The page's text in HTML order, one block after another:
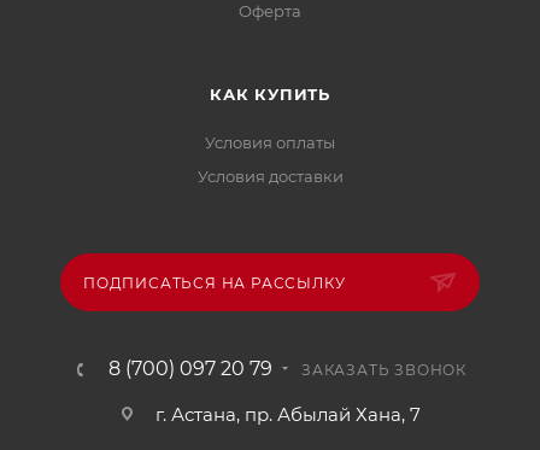
Офертa
КАК КУПИТЬ
Условия оплаты
Условия доставки
ПОДПИСАТЬСЯ НА РАССЫЛКУ
8 (700) 097 20 79 ЗАКАЗАТЬ ЗВОНОК
г. Астана, пр. Абылай Хана, 7